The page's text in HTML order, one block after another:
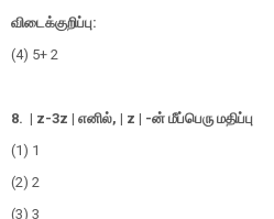
விடைக்குறிப்பு:
(4) 5+ 2
8. | z-3z | எனில், | z | -ன் மீப்பெரு மதிப்பு
(1) 1
(2) 2
(3) 3